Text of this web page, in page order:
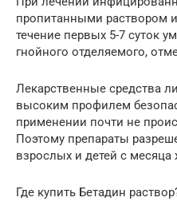
пропитанными раствором
течение первых 5-7 суток
гнойного отделяемого,
Лекарственные средства
высоким профилем
применении почти не
Поэтому препараты
взрослых и детей с месяца
Где купить Бетадин